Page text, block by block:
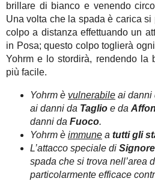
brillare di bianco e venendo
Una volta che la spada è carica
colpo a distanza effettuando un
in Posa; questo colpo toglierà
Yohrm e lo stordirà, rendendo la
più facile.
Yohrm è vulnerabile ai danni
ai danni da Taglio e da
danni da Fuoco.
Yohrm è immune a tutti gli
L’attacco speciale di
spada che si trova nell’area
particolarmente efficace